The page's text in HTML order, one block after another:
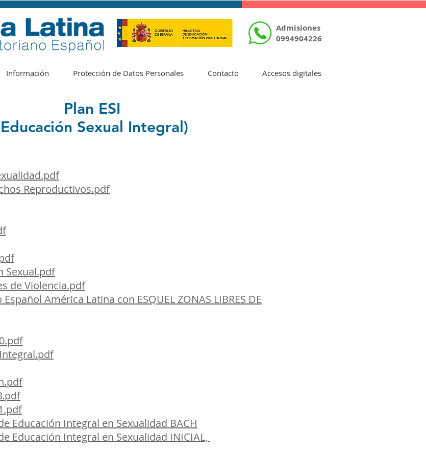
Admisiones
0994904226
Información Protección de Datos Personales Contacto Accesos digitales
Plan ESI
Sexual Integral)
Reproductivos.pdf
Sexual.pdf
de Violencia.pdf
América Latina con ESQUEL ZONAS LIBRES DE
Educación Integral en Sexualidad BACH
Educación Integral en Sexualidad INICIAL,